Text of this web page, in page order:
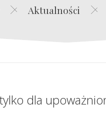
Aktualności
dla